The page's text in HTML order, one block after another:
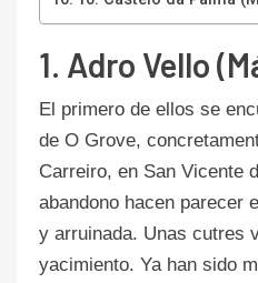
1. Adro Vello
El primero de ellos se
de O Grove,
Carreiro, en San Vicente
abandono hacen parecer
y arruinada. Unas cutres
yacimiento. Ya han sido